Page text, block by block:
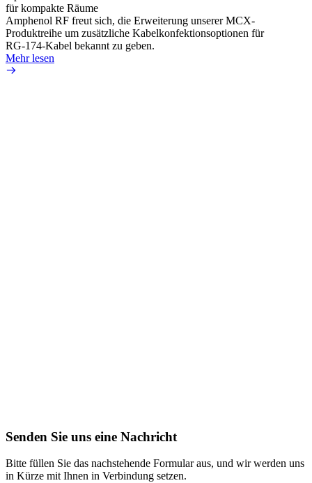
für kompakte Räume
Amphenol RF freut sich, die Erweiterung unserer MCX-
Produktreihe um zusätzliche Kabelkonfektionsoptionen für
RG-174-Kabel bekannt zu geben.
Mehr lesen
Senden Sie uns eine Nachricht
Bitte füllen Sie das nachstehende Formular aus, und wir werden uns
in Kürze mit Ihnen in Verbindung setzen.